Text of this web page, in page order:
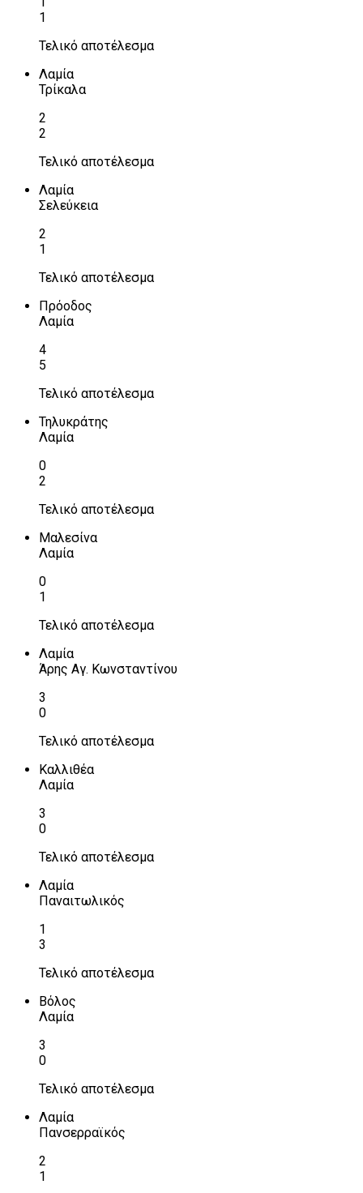
1
Τελικό αποτέλεσμα
Λαμία
Τρίκαλα
2
2
Τελικό αποτέλεσμα
Λαμία
Σελεύκεια
2
1
Τελικό αποτέλεσμα
Πρόοδος
Λαμία
4
5
Τελικό αποτέλεσμα
Τηλυκράτης
Λαμία
0
2
Τελικό αποτέλεσμα
Μαλεσίνα
Λαμία
0
1
Τελικό αποτέλεσμα
Λαμία
Άρης Αγ. Κωνσταντίνου
3
0
Τελικό αποτέλεσμα
Καλλιθέα
Λαμία
3
0
Τελικό αποτέλεσμα
Λαμία
Παναιτωλικός
1
3
Τελικό αποτέλεσμα
Βόλος
Λαμία
3
0
Τελικό αποτέλεσμα
Λαμία
Πανσερραϊκός
2
1